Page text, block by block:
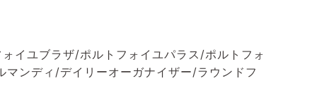
イユブラザ/ポルトフォイユパラス/ポルトフォ
ンディ/デイリーオーガナイザー/ラウンドフ